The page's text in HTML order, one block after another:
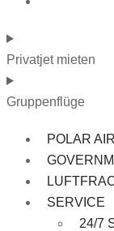
Privatjet mieten
Gruppenflüge
POLAR
SERVICE
24/7